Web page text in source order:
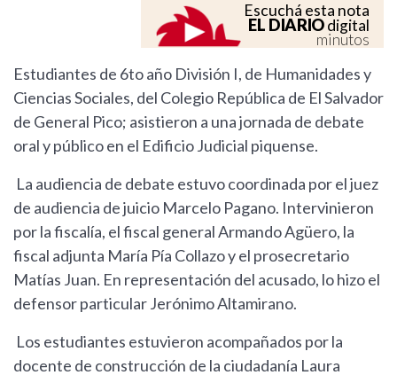
Escuchá esta nota
EL DIARIOdigital
minutos
Estudiantes de 6to año División I, de Humanidades y
Ciencias Sociales, del Colegio República de El Salvador
de General Pico; asistieron a una jornada de debate
oral y público en el Edificio Judicial piquense.
La audiencia de debate estuvo coordinada por el juez
de audiencia de juicio Marcelo Pagano. Intervinieron
por la fiscalía, el fiscal general Armando Agüero, la
fiscal adjunta María Pía Collazo y el prosecretario
Matías Juan. En representación del acusado, lo hizo el
defensor particular Jerónimo Altamirano.
Los estudiantes estuvieron acompañados por la
docente de construcción de la ciudadanía Laura